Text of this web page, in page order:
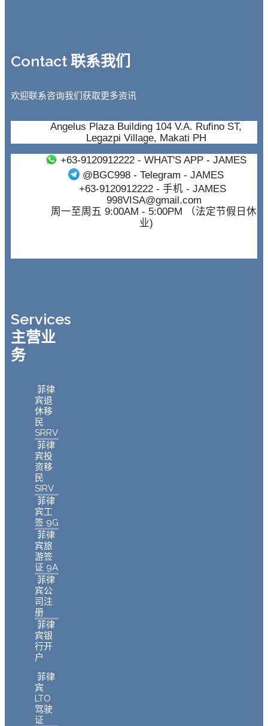
Contact 联系我们
欢迎联系咨询我们获取更多资讯
Angelus Plaza Building 104 V.A. Rufino ST,
Legazpi Village, Makati PH
+63-9120912222- WHAT'S APP - JAMES
@BGC998 - Telegram - JAMES
+63-9120912222- 手机 - JAMES
998VISA@gmail.com
周一至周五 9:00AM - 5:00PM （法定节假日休
业)
Services
主营业
务
菲律
宾退
休移
民
SRRV
菲律
宾投
资移
民
SIRV
菲律
宾工
签 9G
菲律
宾旅
游签
证 9A
菲律
宾公
司注
册
菲律
宾银
行开
户
菲律
宾
LTO
驾驶
证